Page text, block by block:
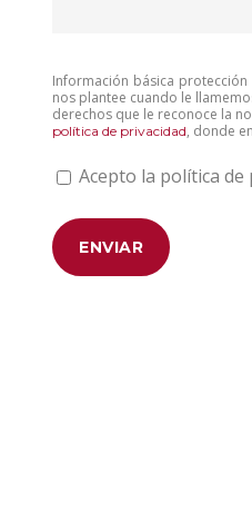
Información básica
nos plantee cuando le
derechos que le reconoce la
política de privacidad, donde
Acepto la política de